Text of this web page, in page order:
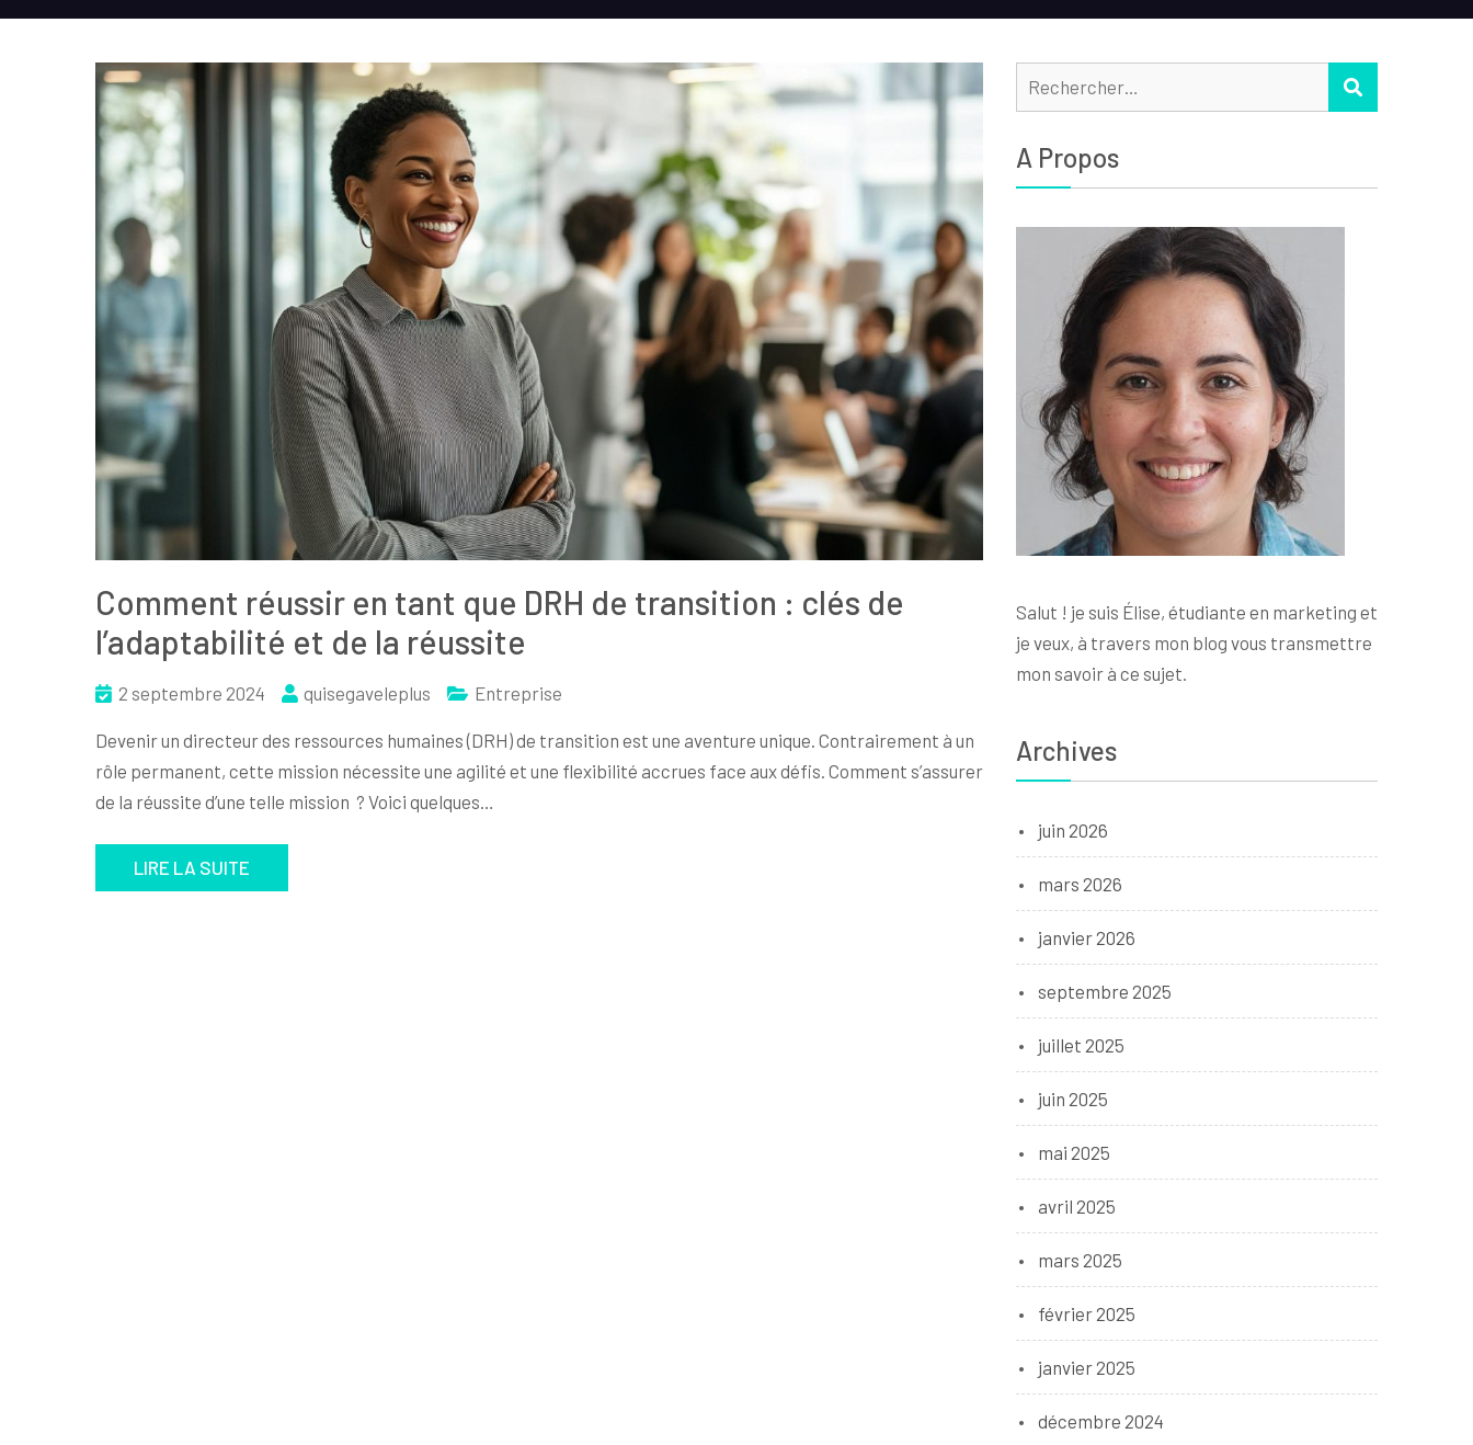
Comment réussir en tant que DRH de transition : clés de
l’adaptabilité et de la réussite
2 septembre 2024 quisegaveleplus Entreprise
Devenir un directeur des ressources humaines (DRH) de transition est une aventure unique. Contrairement à un
rôle permanent, cette mission nécessite une agilité et une flexibilité accrues face aux défis. Comment s’assurer
de la réussite d’une telle mission ? Voici quelques…
LIRE LA SUITE
Rechercher :
A Propos
Salut ! je suis Élise, étudiante en marketing et
je veux, à travers mon blog vous transmettre
mon savoir à ce sujet.
Archives
juin 2026
mars 2026
janvier 2026
septembre 2025
juillet 2025
juin 2025
mai 2025
avril 2025
mars 2025
février 2025
janvier 2025
décembre 2024